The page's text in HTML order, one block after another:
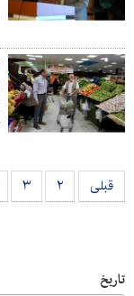
قبلی ۲ ۳
تاریخ